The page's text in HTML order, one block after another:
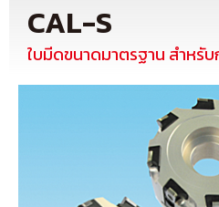
CAL-S
ใบมีดขนาดมาตรฐาน สำหรับ